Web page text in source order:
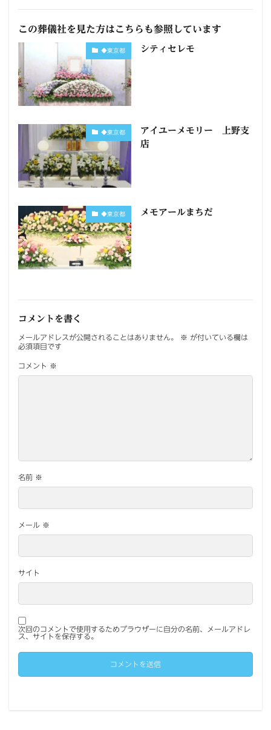
この葬儀社を見た方はこちらも参照しています
◆東京都 シティセレモ
◆東京都
アイユーメモリー 上野支
店
◆東京都 メモアールまちだ
コメントを書く
メールアドレスが公開されることはありません。 ※ が付いている欄は
必須項目です
コメント ※
名前 ※
メール ※
サイト
次回のコメントで使用するためブラウザーに自分の名前、メールアドレ
ス、サイトを保存する。